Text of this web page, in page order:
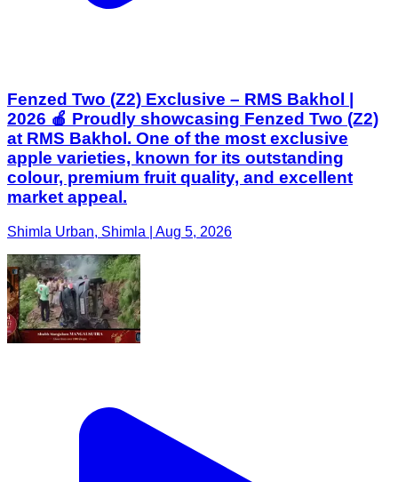
Fenzed Two (Z2) Exclusive – RMS Bakhol |
2026 🍎 Proudly showcasing Fenzed Two (Z2)
at RMS Bakhol. One of the most exclusive
apple varieties, known for its outstanding
colour, premium fruit quality, and excellent
market appeal.
Shimla Urban, Shimla | Aug 5, 2026